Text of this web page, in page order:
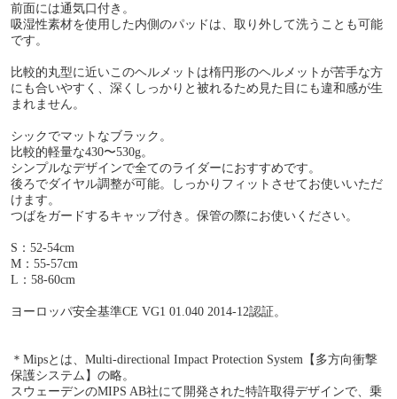
前面には通気口付き。
吸湿性素材を使用した内側のパッドは、取り外して洗うことも可能
です。
比較的丸型に近いこのヘルメットは楕円形のヘルメットが苦手な方
にも合いやすく、深くしっかりと被れるため見た目にも違和感が生
まれません。
シックでマットなブラック。
比較的軽量な430〜530g。
シンプルなデザインで全てのライダーにおすすめです。
後ろでダイヤル調整が可能。しっかりフィットさせてお使いいただ
けます。
つばをガードするキャップ付き。保管の際にお使いください。
S：52-54cm
M：55-57cm
L：58-60cm
ヨーロッパ安全基準CE VG1 01.040 2014-12認証。
＊Mipsとは、Multi-directional Impact Protection System【多方向衝撃
保護システム】の略。
スウェーデンのMIPS AB社にて開発された特許取得デザインで、乗